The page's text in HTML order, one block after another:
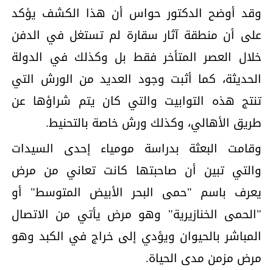
وقد أوضح الدكتور حواس أن هذا الكشف يؤكد
على أن منطقة آثار سقارة لم تستغل في الدفن
خلال العصر المتأخر فقط بل وكذلك في الدولة
الحديثة، كما أثبت وجود العديد من الورش التي
تنتج هذه التوابيت والتي كان يتم شراؤها عن
طريق الأهالي، وكذلك ورش خاصة بالتحنيط.
وقامت البعثة بدراسة مومياء إحدى السيدات
والتي تبين أن صاحبتها كانت تعاني من مرض
يعرف باسم "حمى البحر الأبيض المتوسط" أو
"الحمى الخنازيرية" وهو مرض يأتي من الاتصال
المباشر بالحيوان ويؤدي إلى خراج في الكبد وهو
مرض مزمن مدى الحياة.